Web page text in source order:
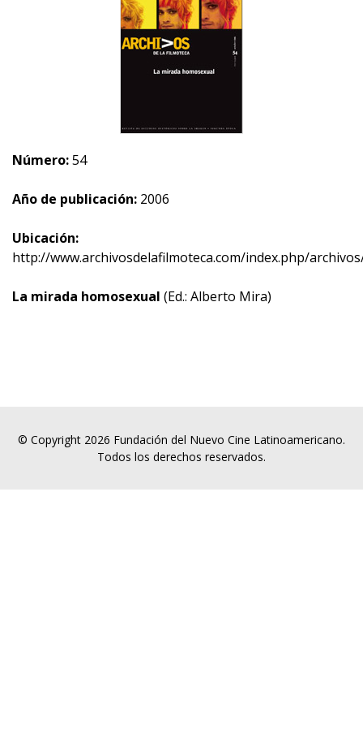
Número:54
Año de publicación: 2006
Ubicación:
http://www.archivosdelafilmoteca.com/index.php/
La mirada homosexual (Ed.: Alberto Mira)
© Copyright 2026 Fundación del Nuevo Cine Latinoamericano.
Todos los derechos reservados.